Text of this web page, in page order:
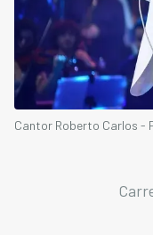
Cantor Roberto Carlos -